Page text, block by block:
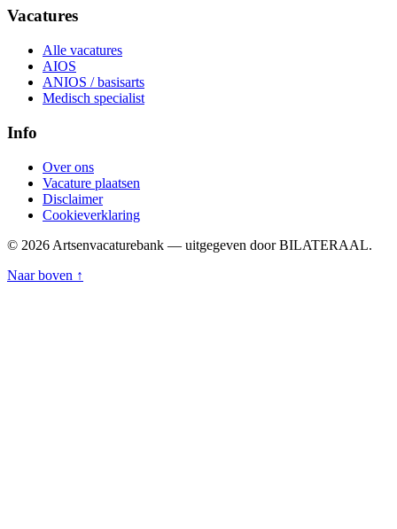
Vacatures
Alle vacatures
AIOS
ANIOS / basisarts
Medisch specialist
Info
Over ons
Vacature plaatsen
Disclaimer
Cookieverklaring
© 2026 Artsenvacaturebank — uitgegeven door BILATERAAL.
Naar boven ↑